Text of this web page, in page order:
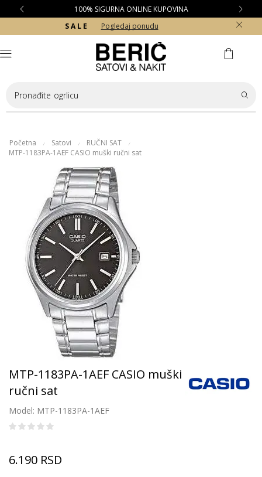
100% SIGURNA ONLINE KUPOVINA
S A L E
Pogledaj ponudu
Pronađite ogrlicu
Početna / Satovi / RUČNI SAT /
MTP-1183PA-1AEF CASIO muški ručni sat
MTP-1183PA-1AEF CASIO muški
ručni sat
Model: MTP-1183PA-1AEF
6.190 RSD